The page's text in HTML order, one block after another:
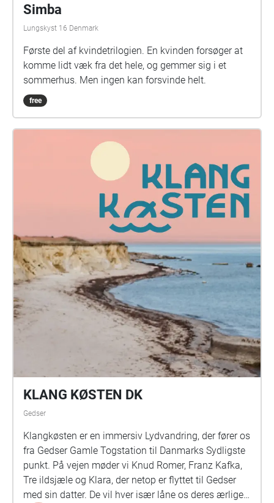
Simba
Lungskyst 16 Denmark
Første del af kvindetrilogien. En kvinden forsøger at
komme lidt væk fra det hele, og gemmer sig i et
sommerhus. Men ingen kan forsvinde helt.
free
KLANG KØSTEN DK
Gedser
Klangkøsten er en immersiv Lydvandring, der fører os
fra Gedser Gamle Togstation til Danmarks Sydligste
punkt. På vejen møder vi Knud Romer, Franz Kafka,
Tre ildsjæle og Klara, der netop er flyttet til Gedser
med sin datter. De vil hver især låne os deres ærlige,